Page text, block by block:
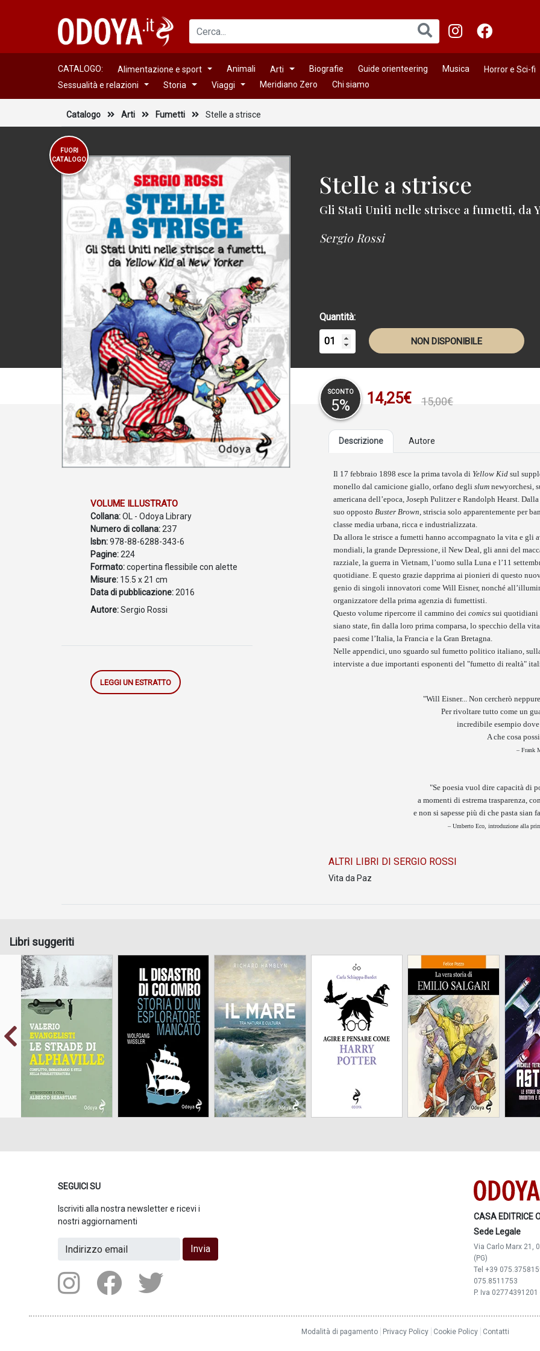
CATALOGO: Alimentazione e sport Animali Arti Biografie Guide orienteering Musica Horror e Sci-fi
Sessualità e relazioni
Storia Viaggi Meridiano Zero Chi siamo
Catalogo Arti Fumetti Stelle a strisce
FUORI
CATALOGO
VOLUME ILLUSTRATO
Collana:OL - Odoya Library
Numero di collana:237
Isbn:978-88-6288-343-6
Pagine:224
Formato:copertina flessibile con alette
Misure: 15.5 x 21 cm
Data di pubblicazione:2016
Autore:Sergio Rossi
LEGGI UN ESTRATTO
Stelle a strisce
Gli Stati Uniti nelle strisce a fumetti, da
Sergio Rossi
Quantità:
NON DISPONIBILE
SCONTO
5% 14,25€ 15,00€
Descrizione Autore
Il 17 febbraio 1898 esce la prima tavola di Yellow Kid sul
monello dal camicione giallo, orfano degli slum newyorchesi,
americana dell’epoca, Joseph Pulitzer e Randolph Hearst.
suo opposto Buster Brown , striscia solo apparentemente per
classe media urbana, ricca e industrializzata.
Da allora le strisce a fumetti hanno accompagnato la vita e gli
mondiali, la grande Depressione, il New Deal, gli anni del
razziale, la guerra in Vietnam, l’uomo sulla Luna e l’11
quotidiane. E questo grazie dapprima ai pionieri di questo
genio di singoli innovatori come Will Eisner, nonché
organizzatore della prima agenzia di fumettisti.
Questo volume ripercorre il cammino dei comics sui quotidiani
siano state, fin dalla loro prima comparsa, lo specchio della
paesi come l’Italia, la Francia e la Gran Bretagna.
Nelle appendici, uno sguardo sul fumetto politico italiano,
interviste a due importanti esponenti del "fumetto di realtà"
"Will Eisner... Non cercherò
Per rivoltare tutto come un
incredibile esempio
A che cosa
– Frank
"Se poesia vuol dire capacità di
a momenti di estrema trasparenza,
e non si sapesse più di che pasta sian
– Umberto Eco, introduzione alla
ALTRI LIBRI DI SERGIO ROSSI
Vita da Paz
Libri suggeriti
Conflitto, immaginario
e stili nella
paraletteratura
Storia di un esploratore
mancato
Tra natura e cultura
Le
e
SEGUICI SU
Iscriviti alla nostra newsletter e ricevi i
nostri aggiornamenti
Invia
CASA EDITRICE
Sede Legale
Via Carlo Marx 21,
(PG)
Tel +39
075.8511753
P. Iva 02774391201
Modalità di pagamento Privacy Policy Cookie Policy Contatti